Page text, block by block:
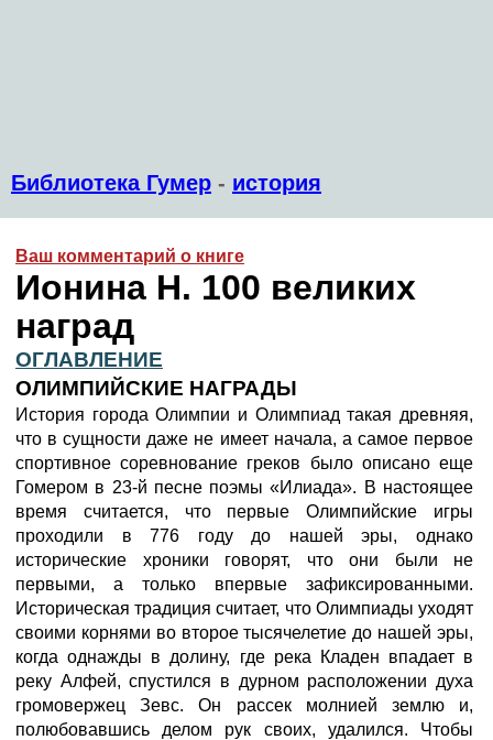
Библиотека Гумер - история
Ваш комментарий о книге
Ионина Н. 100 великих
наград
ОГЛАВЛЕНИЕ
ОЛИМПИЙСКИЕ НАГРАДЫ
История города Олимпии и Олимпиад такая древняя,
что в сущности даже не имеет начала, а самое первое
спортивное соревнование греков было описано еще
Гомером в 23-й песне поэмы «Илиада». В настоящее
время считается, что первые Олимпийские игры
проходили в 776 году до нашей эры, однако
исторические хроники говорят, что они были не
первыми, а только впервые зафиксированными.
Историческая традиция считает, что Олимпиады уходят
своими корнями во второе тысячелетие до нашей эры,
когда однажды в долину, где река Кладен впадает в
реку Алфей, спустился в дурном расположении духа
громовержец Зевс. Он рассек молнией землю и,
полюбовавшись делом рук своих, удалился. Чтобы